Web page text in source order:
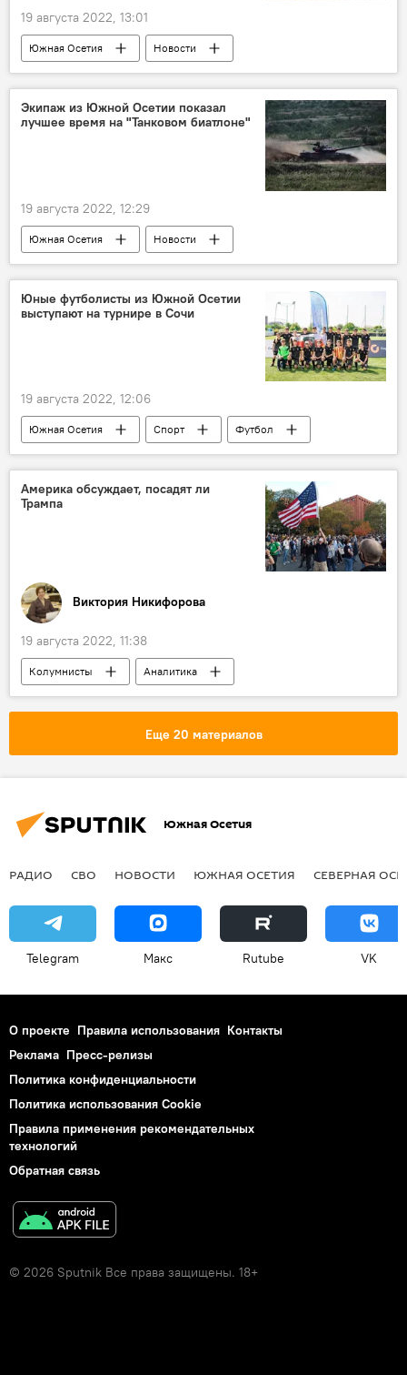
19 августа 2022, 13:01
Южная Осетия
Новости
МЧС Южной Осетии
Общество
Экипаж из Южной Осетии показал
лучшее время на "Танковом биатлоне"
19 августа 2022, 12:29
Южная Осетия
Новости
Минобороны Южной Осетии
Юные футболисты из Южной Осетии
выступают на турнире в Сочи
19 августа 2022, 12:06
Южная Осетия Спорт Футбол
Америка обсуждает, посадят ли
Трампа
Виктория Никифорова
19 августа 2022, 11:38
Колумнисты
Аналитика
Дональд Трамп
США Политика
Еще 20 материалов
Южная Осетия
РАДИО СВО НОВОСТИ ЮЖНАЯ ОСЕТИЯ СЕВЕРНАЯ
Telegram Макс Rutube VK
О проекте Правила использования Контакты
Реклама Пресс-релизы
Политика конфиденциальности
Политика использования Cookie
Правила применения рекомендательных
технологий
Обратная связь
© 2026 Sputnik Все права защищены. 18+